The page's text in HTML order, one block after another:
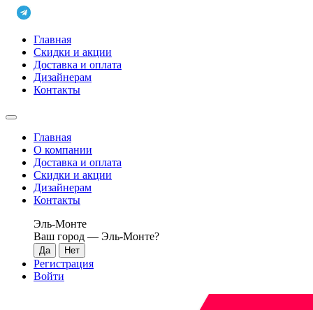
Главная
Скидки и акции
Доставка и оплата
Дизайнерам
Контакты
Главная
О компании
Доставка и оплата
Скидки и акции
Дизайнерам
Контакты
Эль-Монте
Ваш город — Эль-Монте?
Регистрация
Войти